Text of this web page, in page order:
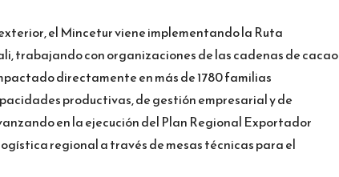
el Mincetur viene implementando la Ruta
trabajando con organizaciones de las cadenas de cacao
directamente en más de 1780 familias
productivas, de gestión empresarial y de
en la ejecución del Plan Regional Exportador
regional a través de mesas técnicas para el